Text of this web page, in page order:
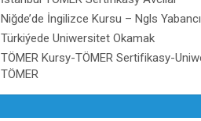
Niğde’de İngilizce Kursu – Ngls
Türkiýede Uniwersitet Okamak
TÖMER Kursy-TÖMER Sertifikasy-
TÖMER